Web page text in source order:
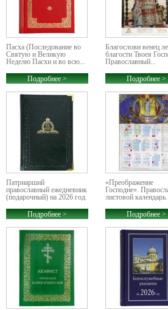
Пасха (Последование во
Святую и Великую
Неделю Пасхи и во всю...
Подробнее >
Благослови венец
благости Твоея
Православный...
Подробнее >
Патриарший
православный ежедневник
(подарочный) на 2026 год.
Подробнее >
«Преображение
Господне».
листовой
Подробнее >